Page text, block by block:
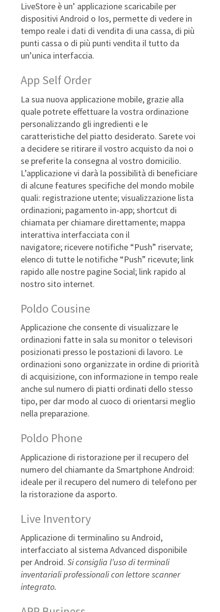
LiveStore è un’ applicazione scaricabile per
dispositivi Android o Ios, permette di vedere in
tempo reale i dati di vendita di una cassa, di più
punti cassa o di più punti vendita il tutto da
un’unica interfaccia.
App Self Order
La sua nuova applicazione mobile, grazie alla
quale potrete effettuare la vostra ordinazione
personalizzando gli ingredienti e le
caratteristiche del piatto desiderato. Sarete voi
a decidere se ritirare il vostro acquisto da noi o
se preferite la consegna al vostro domicilio.
L’applicazione vi darà la possibilità di beneficiare
di alcune features specifiche del mondo mobile
quali: registrazione utente; visualizzazione lista
ordinazioni; pagamento in-app; shortcut di
chiamata per chiamare direttamente; mappa
interattiva interfacciata con il
navigatore; ricevere notifiche “Push” riservate;
elenco di tutte le notifiche “Push” ricevute; link
rapido alle nostre pagine Social; link rapido al
nostro sito internet.
Poldo Cousine
Applicazione che consente di visualizzare le
ordinazioni fatte in sala su monitor o televisori
posizionati presso le postazioni di lavoro. Le
ordinazioni sono organizzate in ordine di priorità
di acquisizione, con informazione in tempo reale
anche sul numero di piatti ordinati dello stesso
tipo, per dar modo al cuoco di orientarsi meglio
nella preparazione.
Poldo Phone
Applicazione di ristorazione per il recupero del
numero del chiamante da Smartphone Android:
ideale per il recupero del numero di telefono per
la ristorazione da asporto.
Live Inventory
Applicazione di terminalino su Android,
interfacciato al sistema Advanced disponibile
per Android. Si consiglia l’uso di terminali
inventariali professionali con lettore scanner
integrato.